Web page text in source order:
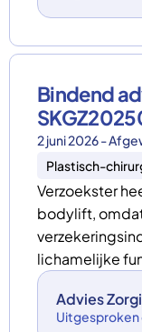
Bindend
2 juni 2026 -
Plastisch-
Verzoekster
bodylift,
lichamelijke
Advies
Uitgesproken